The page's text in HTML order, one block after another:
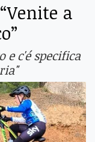
a
e c'é specifica